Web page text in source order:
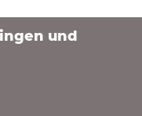
und